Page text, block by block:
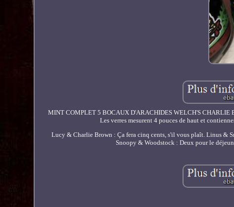
MINT COMPLET 5 BOCAUX D'ARACHIDES WELCH'S CHARLIE
Les verres mesurent 4 pouces de haut et
Lucy & Charlie Brown : Ça fera cinq cents, s'il vous plaît. Linus &
Snoopy & Woodstock : Deux pour le